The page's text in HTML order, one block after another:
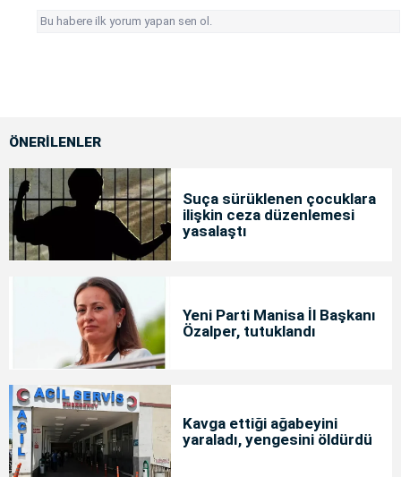
Bu habere ilk yorum yapan sen ol.
ÖNERİLENLER
Suça sürüklenen çocuklara
ilişkin ceza düzenlemesi
yasalaştı
Yeni Parti Manisa İl Başkanı
Özalper, tutuklandı
Kavga ettiği ağabeyini
yaraladı, yengesini öldürdü